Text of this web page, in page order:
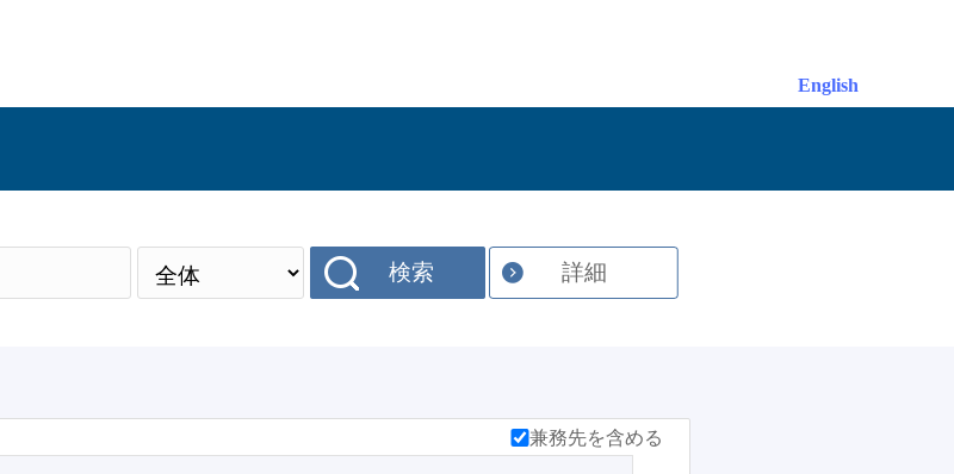
English
検索 詳細
兼務先を含める